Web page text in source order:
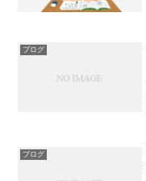
ブログ
ブログ